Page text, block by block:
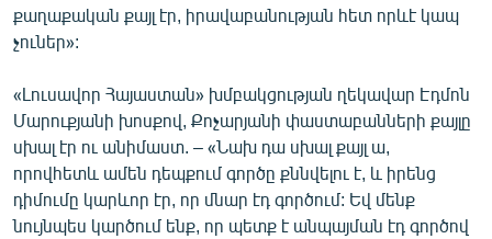
քաղաքական քայլ էր, իրավաբանության հետ որևէ կապ
չուներ»:
«Լուսավոր Հայաստան» խմբակցության ղեկավար Էդմոն
Մարուքյանի խոսքով, Քոչարյանի փաստաբանների քայլը
սխալ էր ու անիմաստ. – «Նախ դա սխալ քայլ ա,
որովհետև ամեն դեպքում գործը քննվելու է, և իրենց
դիմումը կարևոր էր, որ մնար էդ գործում: Եվ մենք
նույնպես կարծում ենք, որ պետք է անպայման էդ գործով